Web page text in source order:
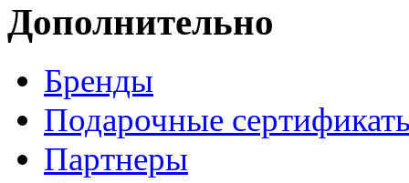
Дополнительно
Бренды
Подарочные
Партнеры